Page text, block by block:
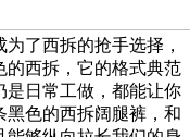
了西拆的抢手选择，
的西拆，它的格式典范
是日常工做，都能让你
黑色的西拆阔腿裤，和